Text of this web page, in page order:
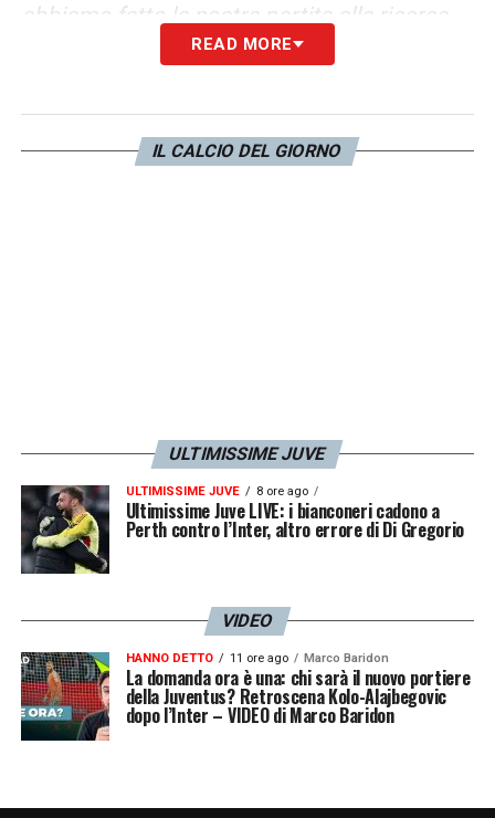
abbiamo fatto la nostra partita alla ricerca
del gol, poi non ci siamo riusciti, mentre nel
15 minuti di gioco. Non giocavamo più con
la serenità mostrata nel primo tempo. Lì loro
consentito di recuperare la partita all’ultimo,
ma questo è lo spirito che mi piace e che
voglio sempre».
READ MORE
IL CALCIO DEL GIORNO
ULTIMISSIME JUVE
ULTIMISSIME JUVE 8 ore ago
Ultimissime Juve LIVE: i bianconeri cadono a
Perth contro l’Inter, altro errore di Di Gregorio
VIDEO
HANNO DETTO 11 ore ago Marco Baridon
La domanda ora è una: chi sarà il nuovo portiere
della Juventus? Retroscena Kolo-Alajbegovic
dopo l’Inter – VIDEO di Marco Baridon